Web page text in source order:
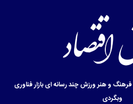
فرهنگ و هنرورزشچند رسانه ایبازارفناوری
وبگردی